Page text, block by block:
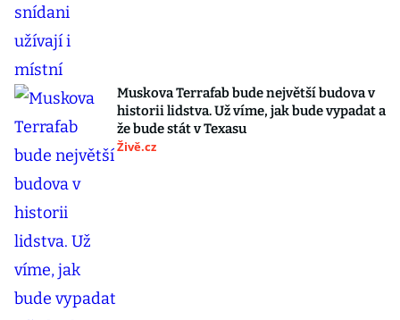
Muskova Terrafab bude největší budova v
historii lidstva. Už víme, jak bude vypadat a
že bude stát v Texasu
Živě.cz